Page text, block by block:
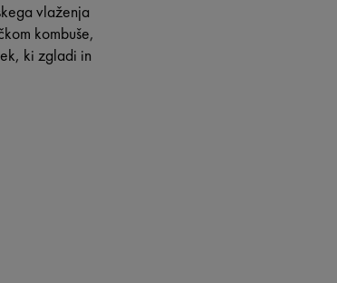
vlaženja
kombuše,
ki zgladi in